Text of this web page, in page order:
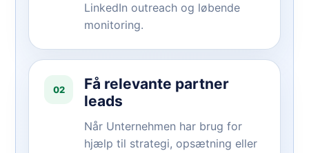
LinkedIn outreach og løbende
monitoring.
02
Få relevante partner
leads
Når Unternehmen har brug for
hjælp til strategi, opsætning eller